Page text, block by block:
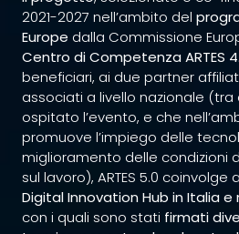
2021-2027 nell’ambito del
Europe dalla Commissione
Centro di Competenza ARTES
beneficiari, ai due partner
associati a livello nazionale (tra
ospitato l’evento, e che
promuove l’impiego delle
miglioramento delle condizioni
sul lavoro), ARTES 5.0 coinvolge
Digital Innovation Hub in Italia
con i quali sono stati firmati